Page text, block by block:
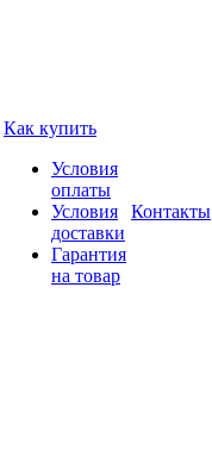
Как купить
Условия
оплаты
Условия
доставки
Гарантия
на товар
Контакты